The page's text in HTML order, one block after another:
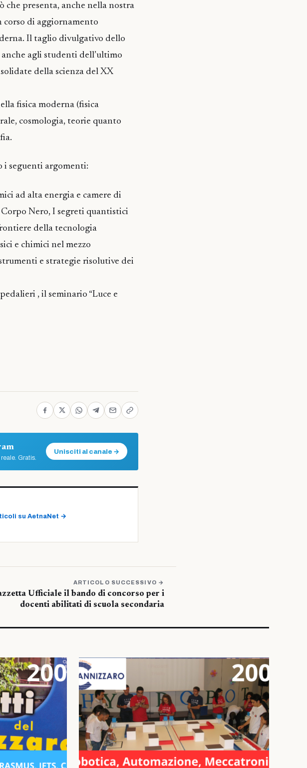
che presenta, anche nella nostra
di aggiornamento
Il taglio divulgativo dello
agli studenti dell’ultimo
della scienza del XX
fisica moderna (fisica
cosmologia, teorie quanto
seguenti argomenti:
ad alta energia e camere di
Nero, I segreti quantistici
della tecnologia
e chimici nel mezzo
e strategie risolutive dei
, il seminario “Luce e
Gratis.
Unisciti al canale →
su AetnaNet →
ARTICOLO SUCCESSIVO →
Ufficiale il bando di concorso per i
docenti abilitati di scuola secondaria